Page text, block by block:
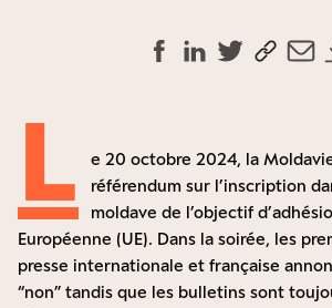
L
e 20 octobre 2024, la
référendum sur l’inscription
moldave de l’objectif
Européenne (UE). Dans la soirée, les
presse internationale et française
“non” tandis que les bulletins sont